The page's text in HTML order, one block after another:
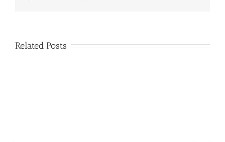
Related Posts